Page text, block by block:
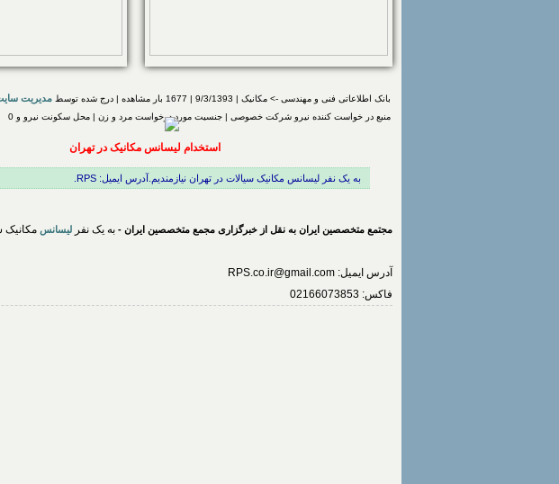
بانک اطلاعاتی فنی و مهندسی -> مکانیک | 9/3/1393 | 1677 بار مشاهده | درج شده توسط مدیریت
منبع در خواست کننده نیرو شرکت خصوصی | جنسیت مورد درخواست مرد و زن | محل سکونت نیرو و 0
استخدام لیسانس مکانیک در تهران
به یک نفر لیسانس مکانیک سیالات در تهران نیازمندیم.آدرس ایمیل: RPS.
مجتمع متخصصین ایران به نقل از خبرگزاری مجمع متخصصین ایران - به یک نفر لیسانس مکانیک
آدرس ایمیل: RPS.co.ir@gmail.com
فاکس: 02166073853